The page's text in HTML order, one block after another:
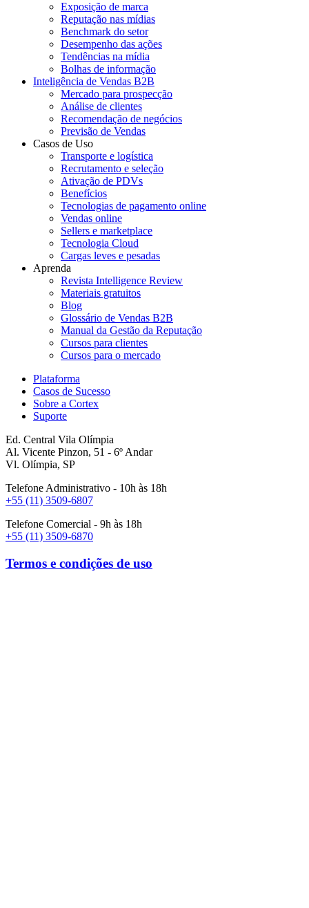
Exposição de marca
Reputação nas mídias
Benchmark do setor
Desempenho das ações
Tendências na mídia
Bolhas de informação
Inteligência de Vendas B2B
Mercado para prospecção
Análise de clientes
Recomendação de negócios
Previsão de Vendas
Casos de Uso
Transporte e logística
Recrutamento e seleção
Ativação de PDVs
Benefícios
Tecnologias de pagamento online
Vendas online
Sellers e marketplace
Tecnologia Cloud
Cargas leves e pesadas
Aprenda
Revista Intelligence Review
Materiais gratuitos
Blog
Glossário de Vendas B2B
Manual da Gestão da Reputação
Cursos para clientes
Cursos para o mercado
Plataforma
Casos de Sucesso
Sobre a Cortex
Suporte
Ed. Central Vila Olímpia
Al. Vicente Pinzon, 51 - 6º Andar
Vl. Olímpia, SP
Telefone Administrativo - 10h às 18h
+55 (11) 3509-6807
Telefone Comercial - 9h às 18h
+55 (11) 3509-6870
Termos e condições de uso